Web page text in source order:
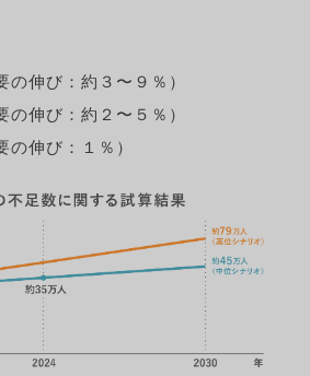
の伸び：約３〜９％）
の伸び：約２〜５％）
の伸び：１％）